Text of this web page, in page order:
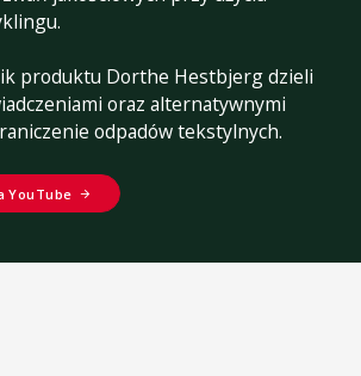
produktu Dorthe Hestbjerg dzieli
oraz alternatywnymi
odpadów tekstylnych.
YouTube